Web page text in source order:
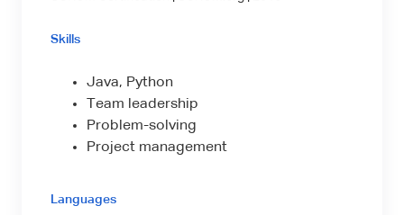
Skills
Java, Python
Team leadership
Problem-solving
Project management
Languages